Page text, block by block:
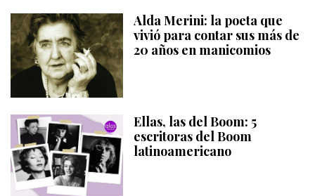
Alda Merini: la poeta que
vivió para contar sus más de
20 años en manicomios
Ellas, las del Boom: 5
escritoras del Boom
latinoamericano